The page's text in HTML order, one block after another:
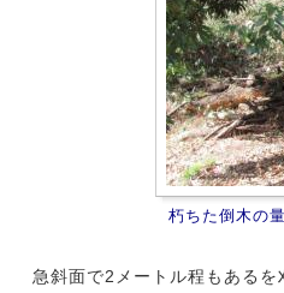
朽ちた倒木の
急斜面で2メートル程もある